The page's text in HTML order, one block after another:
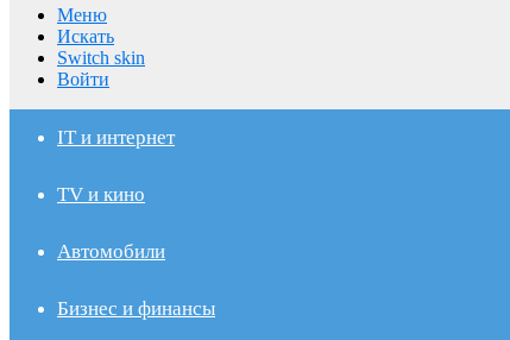
Меню
Искать
Switch skin
Войти
IT и интернет
TV и кино
Автомобили
Бизнес и финансы